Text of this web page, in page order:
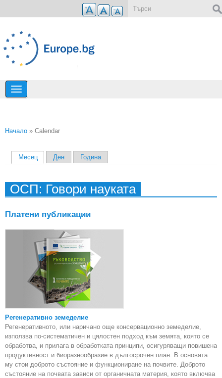
Премини към основното съдържание
Начало » Calendar
Primary tabs
Месец(активен раздел)
Ден Година
ОСП: Говори науката
Платени публикации
Регенеративно земеделие
Регенеративното, или наричано още консервационно земеделие,
използва по-систематичен и цялостен подход към земята, която се
обработва, и прилага в обработката принципи, осигуряващи повишена
продуктивност и биоразнообразие в дългосрочен план. В основата
му стои доброто състояние и функциониране на почвите. Доброто
състояние на почвата зависи от органичната материя, която включва